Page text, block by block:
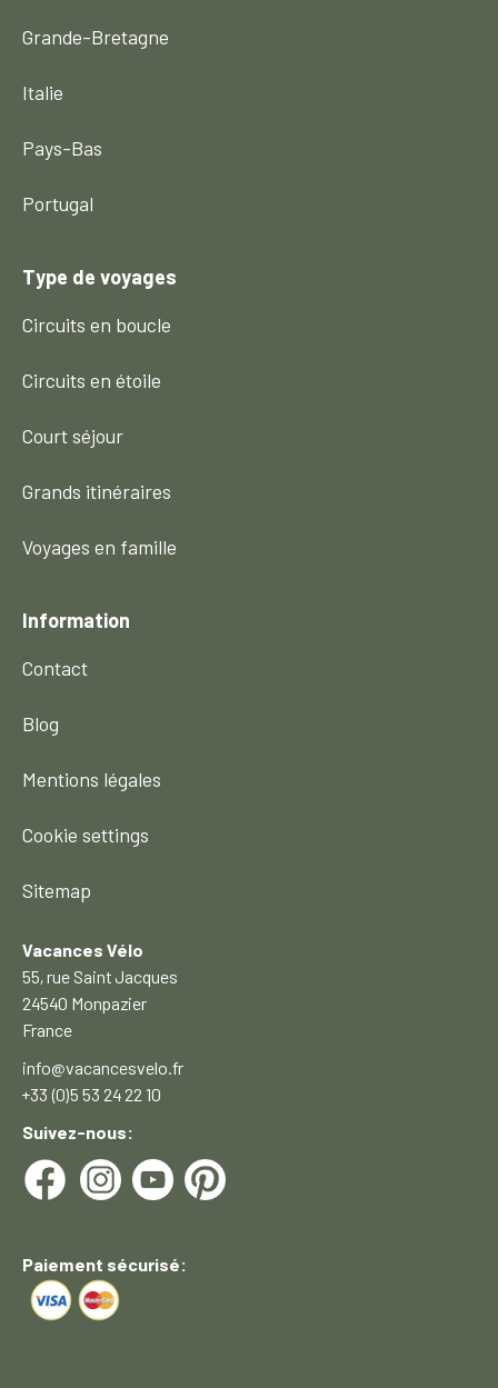
Grande-Bretagne
Italie
Pays-Bas
Portugal
Type de voyages
Circuits en boucle
Circuits en étoile
Court séjour
Grands itinéraires
Voyages en famille
Information
Contact
Blog
Mentions légales
Cookie settings
Sitemap
Vacances Vélo
55, rue Saint Jacques
24540 Monpazier
France
info@vacancesvelo.fr
+33 (0)5 53 24 22 10
Suivez-nous:
Paiement sécurisé: